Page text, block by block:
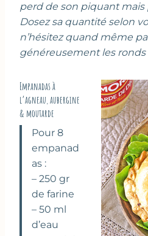
perd de son piquant mais
Dosez sa quantité selon
n’hésitez quand même
généreusement les ronds
Empanadas à
l’agneau, aubergine
& moutarde
Pour 8
empanad
as :
– 250 gr
de farine
– 50 ml
d’eau